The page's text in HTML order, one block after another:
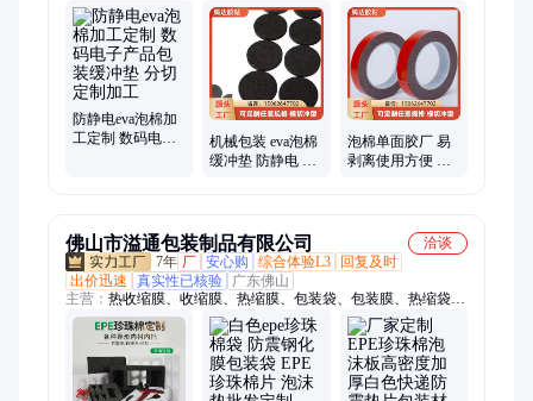
棉垫、EVA密封垫、EVA缓冲垫、EVA脚垫、EVA泡棉胶、纳米
胶带、泡棉胶、耐高温双面胶、泡棉双面胶、棉纸双面胶、PET
双面胶、3M双面胶、汽车双面胶、EVA密封圈、PE泡棉胶、PE
泡棉双面胶、纤维胶带、青稞纸
防静电eva泡棉加
工定制 数码电子
机械包装 eva泡棉
缓冲垫 防静电 可
泡棉单面胶厂 易
剥离使用方便 粘
佛山市溢通包装制品有限公司
洽谈
7年 厂 安心购 综合体验L3
回复及时
出价迅速
真实性已核验
广东佛山
主营： 热收缩膜、收缩膜、热缩膜、包装袋、包装膜、热缩袋、
pof收缩膜、交联膜、pvc收缩膜、bopp薄膜、热封膜、气泡膜、
密封袋、自封袋、珍珠棉、泡棉、opp胶袋、纸护角、纸包角、
泡泡袋、快递袋、印刷膜、pe膜、泡沫